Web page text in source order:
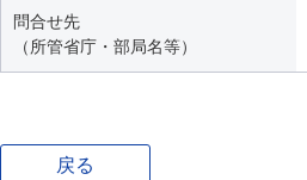
問合せ先
（所管省庁・部局名等）